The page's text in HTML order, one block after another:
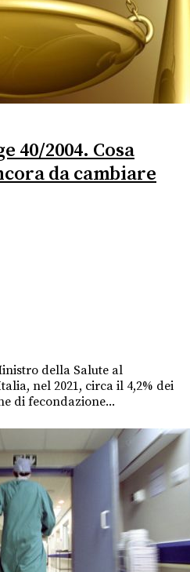
40/2004. Cosa
da cambiare
della Salute al
nel 2021, circa il 4,2% dei
di fecondazione...